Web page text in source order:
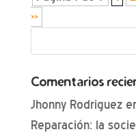
»
Comentarios
Jhonny Rodriguez
Reparación: la